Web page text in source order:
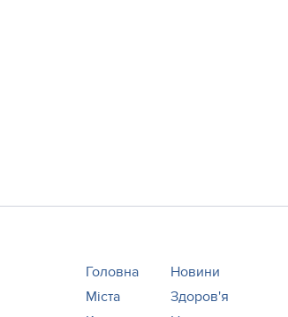
Головна
Новини
Міста
Здоров'я